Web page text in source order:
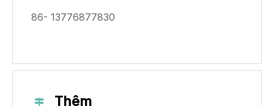
86- 13776877830
 Thêm